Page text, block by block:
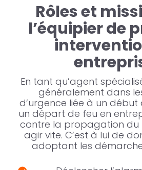
Rôles et
l’équipier de
En tant qu’agent
généralement dans
d’urgence liée à un début
un départ de feu en
contre la propagation du
agir vite. C’est à lui de
adoptant les